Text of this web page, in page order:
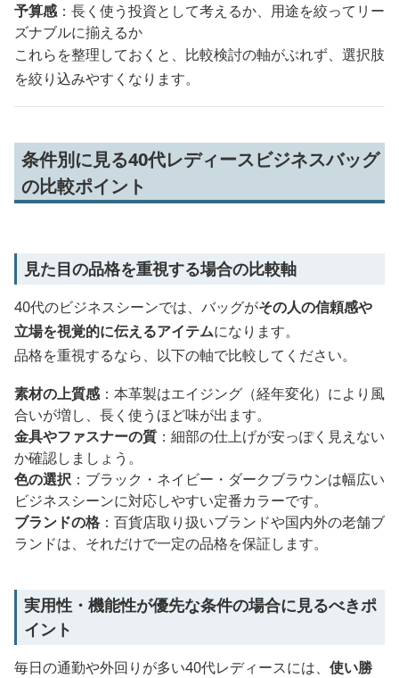
予算感：長く使う投資として考えるか、用途を絞ってリー
ズナブルに揃えるか
これらを整理しておくと、比較検討の軸がぶれず、選択肢
を絞り込みやすくなります。
条件別に見る40代レディースビジネスバッグ
の比較ポイント
見た目の品格を重視する場合の比較軸
40代のビジネスシーンでは、バッグがその人の信頼感や
立場を視覚的に伝えるアイテムになります。
品格を重視するなら、以下の軸で比較してください。
素材の上質感：本革製はエイジング（経年変化）により風
合いが増し、長く使うほど味が出ます。
金具やファスナーの質 ：細部の仕上げが安っぽく見えない
か確認しましょう。
色の選択 ：ブラック・ネイビー・ダークブラウンは幅広い
ビジネスシーンに対応しやすい定番カラーです。
ブランドの格 ：百貨店取り扱いブランドや国内外の老舗ブ
ランドは、それだけで一定の品格を保証します。
実用性・機能性が優先な条件の場合に見るべきポ
イント
毎日の通勤や外回りが多い40代レディースには、 使い勝